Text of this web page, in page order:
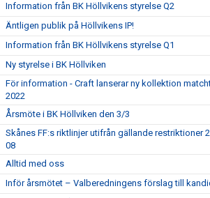
Information från BK Höllvikens styrelse Q2
Äntligen publik på Höllvikens IP!
Information från BK Höllvikens styrelse Q1
Ny styrelse i BK Höllviken
För information - Craft lanserar ny kollektion
2022
Årsmöte i BK Höllviken den 3/3
Skånes FF:s riktlinjer utifrån gällande restriktioner
08
Alltid med oss
Inför årsmötet – Valberedningens förslag till